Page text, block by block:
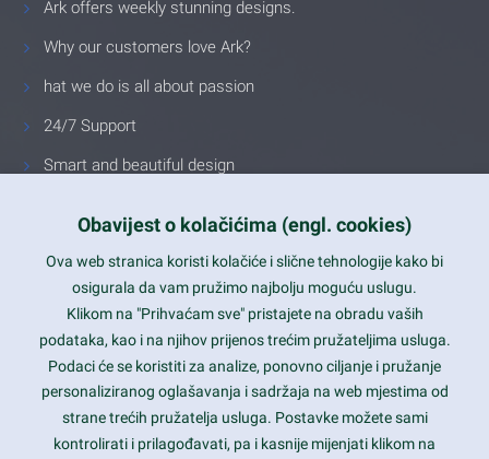
Ark offers weekly stunning designs.
Why our customers love Ark?
hat we do is all about passion
24/7 Support
Smart and beautiful design
Latest trends and much more...
Contact Info
1600 Amphitheatre Parkway, Mountain View, CA 94043
Obavijest o kolačićima (engl. cookies)
Ova web stranica koristi kolačiće i slične tehnologije kako bi
osigurala da vam pružimo najbolju moguću uslugu.
Klikom na "Prihvaćam sve" pristajete na obradu vaših
podataka, kao i na njihov prijenos trećim pružateljima usluga.
Podaci će se koristiti za analize, ponovno ciljanje i pružanje
personaliziranog oglašavanja i sadržaja na web mjestima od
strane trećih pružatelja usluga. Postavke možete sami
kontrolirati i prilagođavati, pa i kasnije mijenjati klikom na